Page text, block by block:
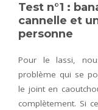
Test n°1 :
cannelle et
personne
Pour le lassi,
problème qui se
le joint en
complètement. Si